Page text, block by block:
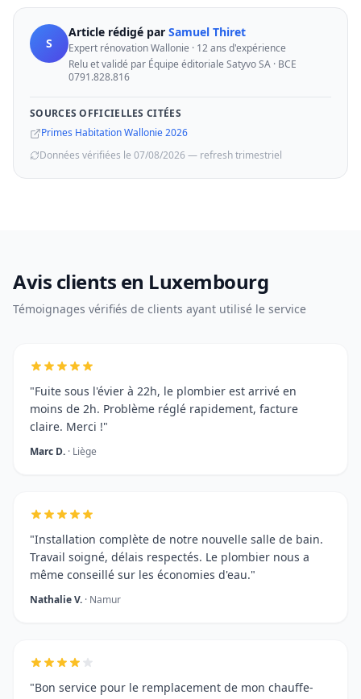
S
Article rédigé par Samuel Thiret
Expert rénovation Wallonie · 12 ans d'expérience
Relu et validé par Équipe éditoriale Satyvo SA · BCE
0791.828.816
SOURCES OFFICIELLES CITÉES
Primes Habitation Wallonie 2026
Données vérifiées le 07/08/2026 — refresh trimestriel
Avis clients en Luxembourg
Témoignages vérifiés de clients ayant utilisé le service
"Fuite sous l'évier à 22h, le plombier est arrivé en
moins de 2h. Problème réglé rapidement, facture
claire. Merci !"
Marc D. · Liège
"Installation complète de notre nouvelle salle de bain.
Travail soigné, délais respectés. Le plombier nous a
même conseillé sur les économies d'eau."
Nathalie V. · Namur
"Bon service pour le remplacement de mon chauffe-